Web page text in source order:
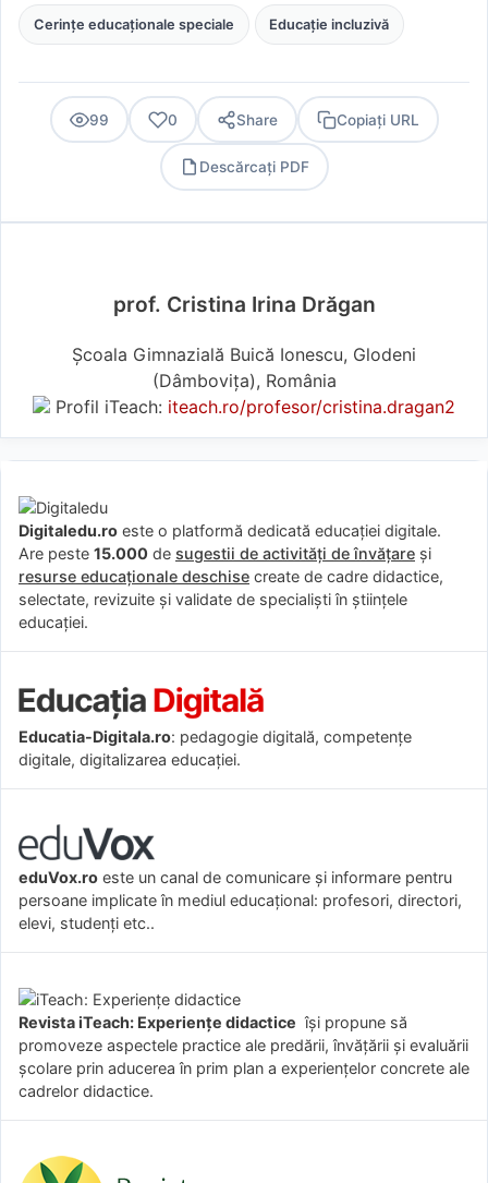
Cerințe educaționale speciale Educație incluzivă
99 0 Share Copiați URL
Descărcați PDF
prof. Cristina Irina Drăgan
Școala Gimnazială Buică Ionescu, Glodeni
(Dâmboviţa), România
Profil iTeach: iteach.ro/profesor/cristina.dragan2
Digitaledu.ro este o platformă dedicată educației digitale.
Are peste 15.000 de sugestii de activități de învățare și
resurse educaționale deschise create de cadre didactice,
selectate, revizuite și validate de specialiști în științele
educației.
Educatia-Digitala.ro: pedagogie digitală, competențe
digitale, digitalizarea educației.
eduVox.ro este un canal de comunicare și informare pentru
persoane implicate în mediul educațional: profesori, directori,
elevi, studenți etc..
Revista iTeach: Experienţe didactice îşi propune să
promoveze aspectele practice ale predării, învăţării şi evaluării
şcolare prin aducerea în prim plan a experienţelor concrete ale
cadrelor didactice.